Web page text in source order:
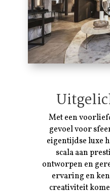
Met een
gevoel voor
eigentijdse luxe
scala aan
ontworpen en
ervaring en
creativiteit